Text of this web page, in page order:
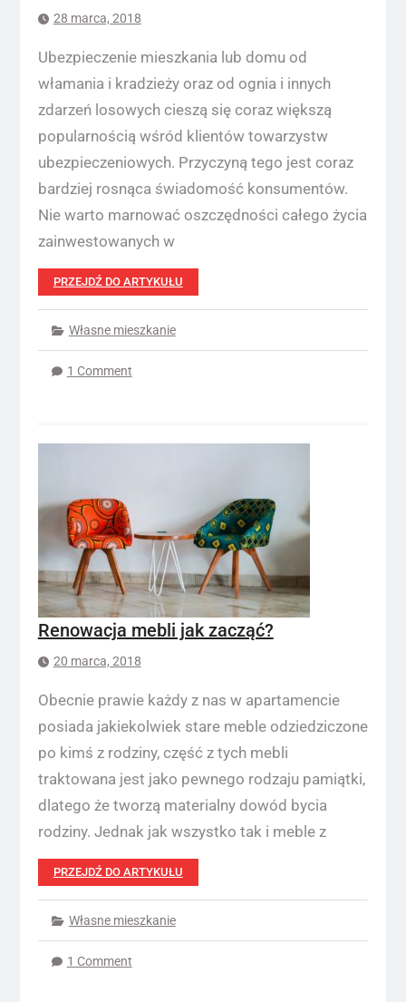
28 marca, 2018
Ubezpieczenie mieszkania lub domu od
włamania i kradzieży oraz od ognia i innych
zdarzeń losowych cieszą się coraz większą
popularnością wśród klientów towarzystw
ubezpieczeniowych. Przyczyną tego jest coraz
bardziej rosnąca świadomość konsumentów.
Nie warto marnować oszczędności całego życia
zainwestowanych w
PRZEJDŹ DO ARTYKUŁU
Własne mieszkanie
1 Comment
Renowacja mebli jak zacząć?
20 marca, 2018
Obecnie prawie każdy z nas w apartamencie
posiada jakiekolwiek stare meble odziedziczone
po kimś z rodziny, część z tych mebli
traktowana jest jako pewnego rodzaju pamiątki,
dlatego że tworzą materialny dowód bycia
rodziny. Jednak jak wszystko tak i meble z
PRZEJDŹ DO ARTYKUŁU
Własne mieszkanie
1 Comment